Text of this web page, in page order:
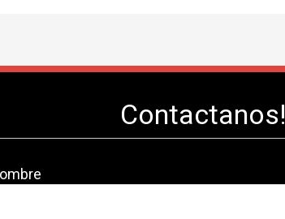
Contactanos!